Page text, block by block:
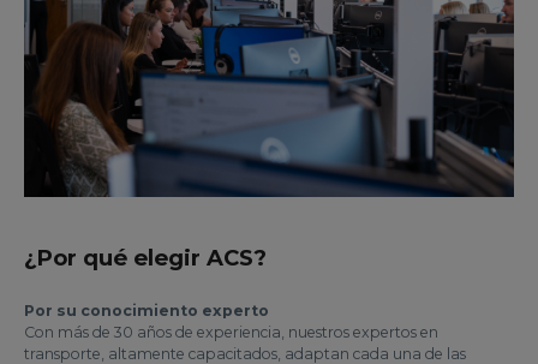
¿Por qué elegir ACS?
Por su conocimiento experto
Con más de 30 años de experiencia, nuestros expertos en
transporte, altamente capacitados, adaptan cada una de las